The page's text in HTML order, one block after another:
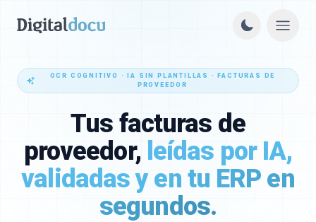
OCR COGNITIVO · IA SIN PLANTILLAS · FACTURAS DE
PROVEEDOR
Tus facturas de
proveedor, leídas por IA,
validadas y en tu ERP en
segundos.